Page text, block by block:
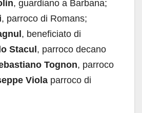
, guardiano a Barbana;
, parroco di Romans;
, beneficiato di
Stacul , parroco decano
Tognon, parroco
Viola parroco di